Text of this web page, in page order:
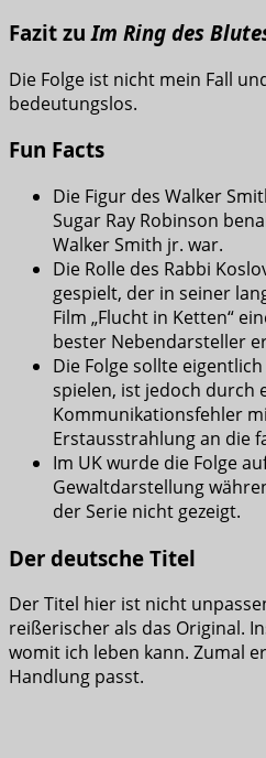
Fazit zuIm Ring des
Die Folge ist nicht mein Fall
bedeutungslos.
Fun Facts
Die Figur des Walker
Sugar Ray Robinson
Walker Smith jr. war.
Die Rolle des Rabbi
gespielt, der in seiner
Film „Flucht in Ketten“
bester Nebendarsteller
Die Folge sollte
spielen, ist jedoch durch
Kommunikationsfehler
Erstausstrahlung an die
Im UK wurde die Folge
Gewaltdarstellung
der Serie nicht gezeigt.
Der deutsche Titel
Der Titel hier ist nicht
reißerischer als das Original.
womit ich leben kann. Zumal
Handlung passt.